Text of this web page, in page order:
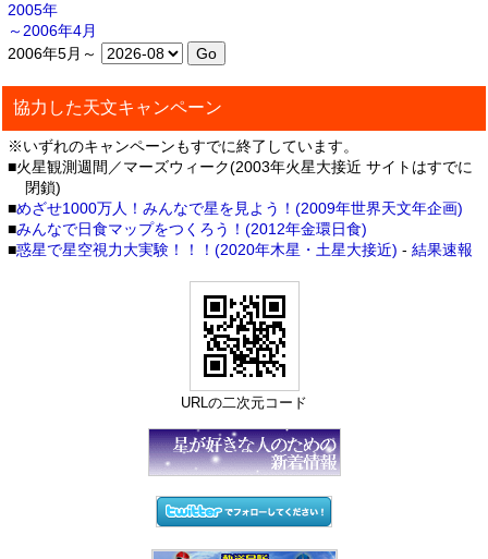
2005年
～2006年4月
2006年5月～
協力した天文キャンペーン
※いずれのキャンペーンもすでに終了しています。
■火星観測週間／マーズウィーク(2003年火星大接近 サイトはすでに
閉鎖)
■めざせ1000万人！みんなで星を見よう！(2009年世界天文年企画)
■みんなで日食マップをつくろう！(2012年金環日食)
■惑星で星空視力大実験！！！(2020年木星・土星大接近) - 結果速報
URLの二次元コード